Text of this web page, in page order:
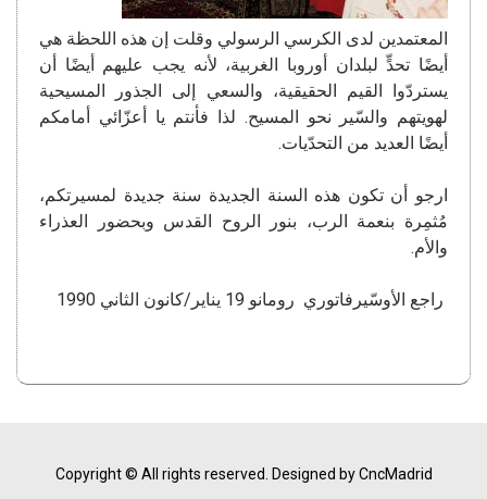
المعتمدين لدى الكرسي الرسولي وقلت إن هذه اللحظة هي
أيضًا تحدٍّ لبلدان أوروبا الغربية، لأنه يجب عليهم أيضًا أن
يستردّوا القيم الحقيقية، والسعي إلى الجذور المسيحية
لهويتهم والسّير نحو المسيح. لذا فأنتم يا أعزّائي أمامكم
أيضًا العديد من التحدّيات.
ارجو أن تكون هذه السنة الجديدة سنة جديدة لمسيرتكم،
مُثمِرة بنعمة الرب، بنور الروح القدس وبحضور العذراء
والأم.
راجع الأوسّيرفاتوري رومانو 19 يناير/كانون الثاني 1990
Copyright © All rights reserved. Designed by CncMadrid